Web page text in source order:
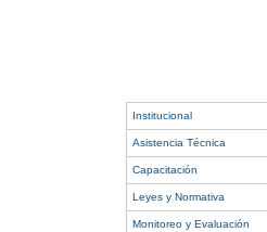
Institucional
Asistencia Técnica
Capacitación
Leyes y Normativa
Monitoreo y Evaluación